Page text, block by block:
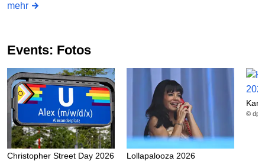
mehr
Events: Fotos
Christopher Street Day 2026 Lollapalooza 2026
© dpa